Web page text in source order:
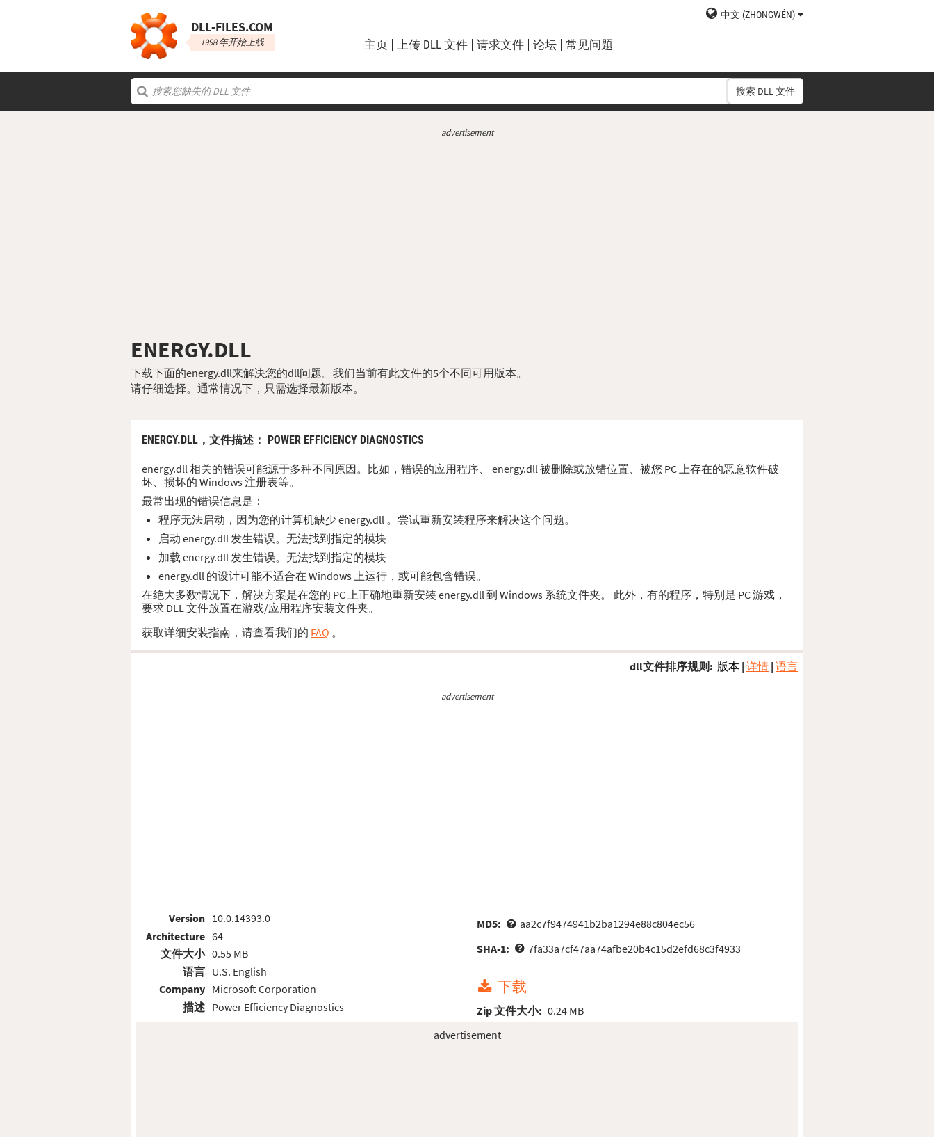
DLL‑FILES.COM
1998 年开始上线
中文 (ZHŌNGWÉN)
主页 上传 DLL 文件 请求文件 论坛 常见问题
搜索 DLL 文件
advertisement
ENERGY.DLL
下载下面的energy.dll来解决您的dll问题。我们当前有此文件的5个不同可用版本。
请仔细选择。通常情况下，只需选择最新版本。
ENERGY.DLL， 文件描述 ： POWER EFFICIENCY DIAGNOSTICS
energy.dll 相关的错误可能源于多种不同原因。比如，错误的应用程序、 energy.dll 被删除或放错位置、被您 PC 上存在的恶意软件破
坏、损坏的 Windows 注册表等。
最常出现的错误信息是：
程序无法启动，因为您的计算机缺少 energy.dll 。尝试重新安装程序来解决这个问题。
启动 energy.dll 发生错误。无法找到指定的模块
加载 energy.dll 发生错误。无法找到指定的模块
energy.dll 的设计可能不适合在 Windows 上运行，或可能包含错误。
在绝大多数情况下，解决方案是在您的 PC 上正确地重新安装 energy.dll 到 Windows 系统文件夹。 此外，有的程序，特别是 PC 游戏，
要求 DLL 文件放置在游戏/应用程序安装文件夹。
获取详细安装指南，请查看我们的 FAQ 。
dll文件排序规则: 版本 | 详情 | 语言
advertisement
Version
Architecture
文件大小
语言
Company
描述
10.0.14393.0
64
0.55 MB
U.S. English
Microsoft Corporation
Power Efficiency Diagnostics
MD5:
aa2c7f9474941b2ba1294e88c804ec56
SHA-1:
7fa33a7cf47aa74afbe20b4c15d2efd68c3f4933
下载
Zip 文件大小: 0.24 MB
advertisement